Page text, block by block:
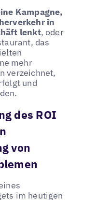
Kampagne,
in
lenkt, oder
das
mehr
verzeichnet,
und
des ROI
von
im heutigen